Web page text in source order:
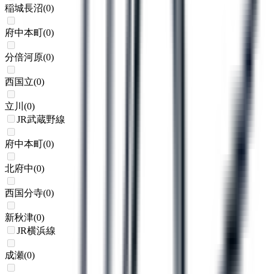
稲城長沼(0)
府中本町(0)
分倍河原(0)
西国立(0)
立川 (0)
JR武蔵野線
府中本町(0)
北府中(0)
西国分寺(0)
新秋津(0)
JR横浜線
成瀬(0)